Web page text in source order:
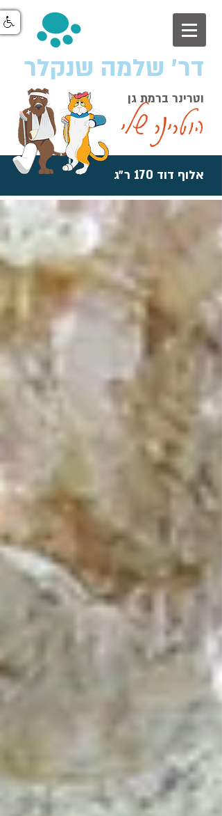
וטרינר ברמת גן
אלוף דוד 170 ר״ג
דר׳ שלמה שנקלר
הוטרינר שלי